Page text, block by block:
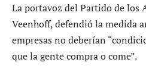
La portavoz del Partido de los
Veenhoff, defendió la medida
empresas no deberían
que la gente compra o come”.